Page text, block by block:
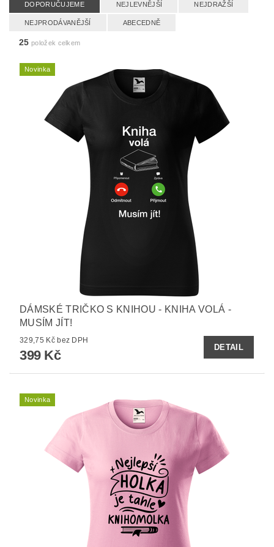
DOPORUČUJEME NEJLEVNĚJŠÍ NEJDRAŽŠÍ
NEJPRODÁVANĚJŠÍ ABECEDNĚ
25 položek celkem
Novinka
DÁMSKÉ TRIČKO S KNIHOU - KNIHA VOLÁ -
MUSÍM JÍT!
329,75 Kč bez DPH
399 Kč
DETAIL
Novinka